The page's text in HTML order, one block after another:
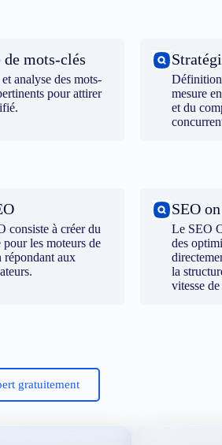
de mots-clés
analyse des mots-
pour attirer
Définition
mesure
et du
consiste à créer du
les moteurs de
répondant aux
SEO
Le SEO
des
la
vitesse
gratuitement